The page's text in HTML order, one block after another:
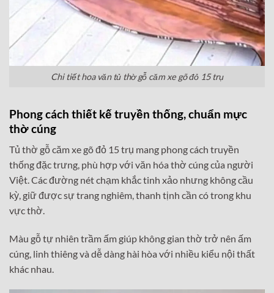
Chi tiết hoa văn tủ thờ gỗ căm xe gõ đỏ 15 trụ
Phong cách thiết kế truyền thống, chuẩn mực
thờ cúng
Tủ thờ gỗ căm xe gõ đỏ 15 trụ mang phong cách truyền
thống đặc trưng, phù hợp với văn hóa thờ cúng của người
Việt. Các đường nét chạm khắc tinh xảo nhưng không cầu
kỳ, giữ được sự trang nghiêm, thanh tịnh cần có trong khu
vực thờ.
Màu gỗ tự nhiên trầm ấm giúp không gian thờ trở nên ấm
cúng, linh thiêng và dễ dàng hài hòa với nhiều kiểu nội thất
khác nhau.